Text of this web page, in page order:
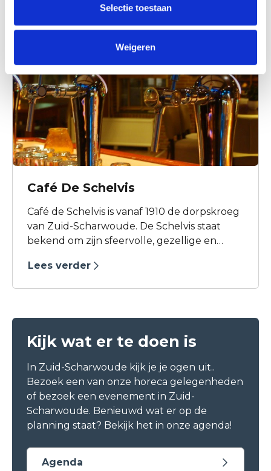
Selectie toestaan
Weigeren
Café De Schelvis
Café de Schelvis is vanaf 1910 de dorpskroeg
van Zuid-Scharwoude. De Schelvis staat
bekend om zijn sfeervolle, gezellige en
feesten, partijen of andere zakelijke
Lees verder
Kijk wat er te doen is
In Zuid-Scharwoude kijk je je ogen uit..
Bezoek een van onze horeca gelegenheden
of bezoek een evenement in Zuid-
Scharwoude. Benieuwd wat er op de
planning staat? Bekijk het in onze agenda!
Agenda